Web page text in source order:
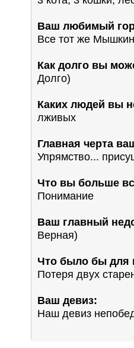
Ваш любимый
Все тот же
Как долго вы
Долго)
Каких людей вы
лживых
Главная черта
Упрямство...
Что вы больше
Понимание
Ваш главный
Верная)
Что было бы для
Потеря двух
Ваш девиз:
Наш девиз